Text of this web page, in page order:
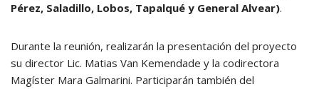
Pérez, Saladillo, Lobos, Tapalqué y General Alvear).
Durante la reunión, realizarán la presentación del proyecto
su director Lic. Matias Van Kemendade y la codirectora
Magíster Mara Galmarini. Participarán también del